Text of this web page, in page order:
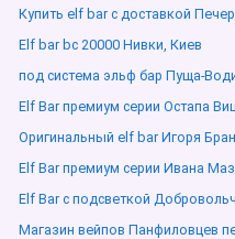
Купить elf bar с доставкой
Elf bar bc 20000 Нивки, Киев
под система эльф бар Пуща-
Elf Bar премиум серии Остапа
Оригинальный elf bar Игоря
Elf Bar премиум серии Ивана
Elf Bar с подсветкой
Магазин вейпов Панфиловцев